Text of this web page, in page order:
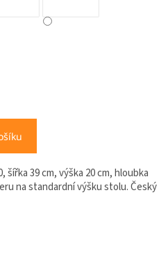
39 cm, výška 20 cm, hloubka
na standardní výšku stolu. Český